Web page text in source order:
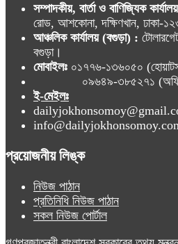
সম্পাদকীয়, বার্তা ও বাণিজ্যিক
রোড, আশকোনা, দক্ষিণখান, ঢাকা-
আঞ্চলিক কার্যালয় (বগুড়া) :
বগুড়া।
মোবাইলঃ ০১৭৭৬-১৩৬০৫০
০৯৬৪৯-৩৮৫২৭১
ই-মেইলঃ
প্রয়োজনীয় লিঙ্ক
নিউজ পাঠান
প্রতিনিধি নিউজ পাঠান
সকল নিউজ পোর্টাল